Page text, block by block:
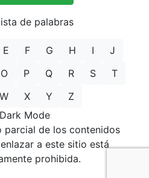
de palabras
E F G H I
J
O P Q R S
T
W X Y
Z
Dark Mode
parcial de los contenidos
a este sitio está
prohibida.